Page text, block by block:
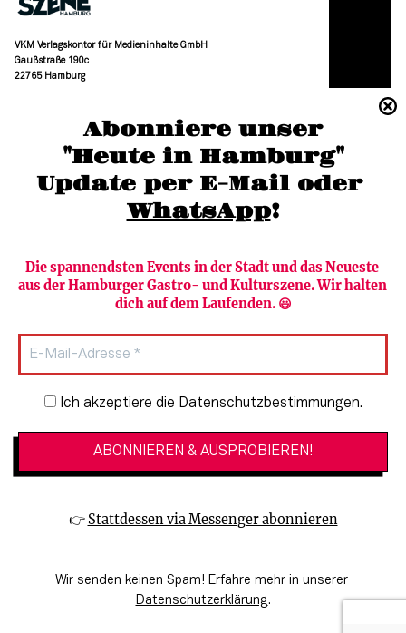
Abonniere unser
"Heute in Hamburg"
Update per E-Mail oder
WhatsApp!
Die spannendsten Events in der Stadt und das Neueste
aus der Hamburger Gastro- und Kulturszene. Wir halten
dich auf dem Laufenden. 😃
Newsletter-Anmeldung
Ich akzeptiere die Datenschutzbestimmungen.
👉 Stattdessen via Messenger abonnieren
Wir senden keinen Spam! Erfahre mehr in unserer
Datenschutzerklärung.
VKM Verlagskontor für Medieninhalte GmbH
Gaußstraße 190c
22765 Hamburg
moc.grubmah-enezs@ofni
Newsletter abonnieren
HAMBURG PUR
🔗 Kinoprogramm
🔗 Genuss-Guide Hamburg
Verlag
Datenschutzbestimmungen